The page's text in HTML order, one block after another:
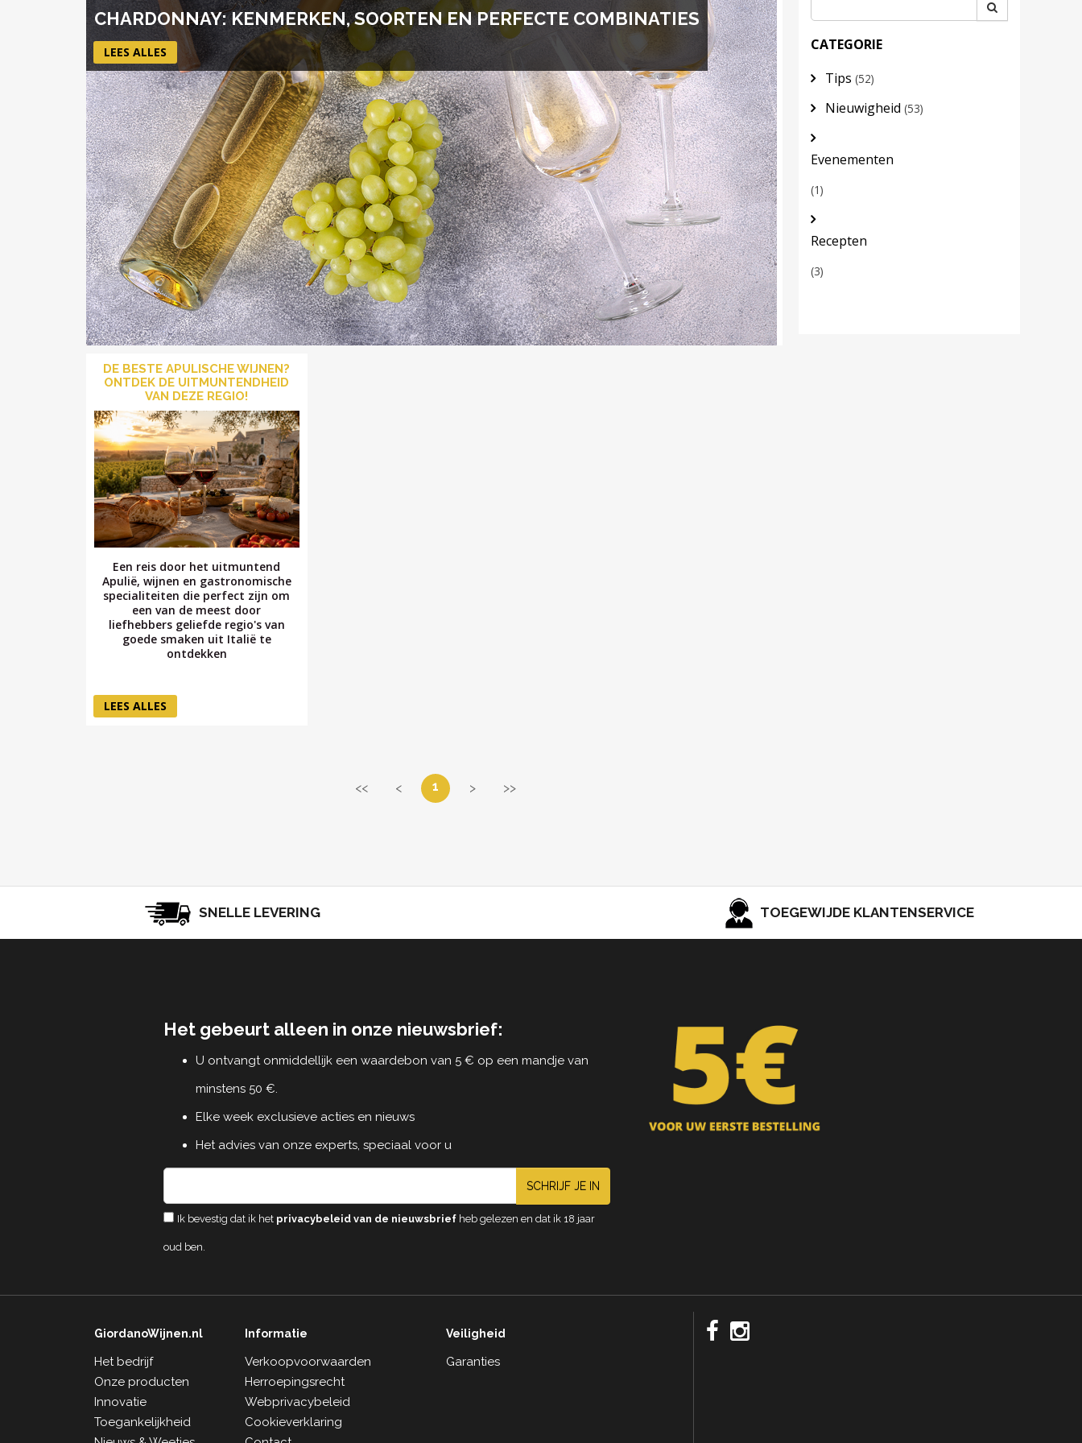
CHARDONNAY: KENMERKEN, SOORTEN EN PERFECTE COMBINATIES
LEES ALLES
DE BESTE APULISCHE WIJNEN?
ONTDEK DE UITMUNTENDHEID
VAN DEZE REGIO!
Een reis door het uitmuntend
Apulië, wijnen en gastronomische
specialiteiten die perfect zijn om
een van de meest door
liefhebbers geliefde regio's van
goede smaken uit Italië te
ontdekken
LEES ALLES
CATEGORIE
Tips (52)
Nieuwigheid (53)
Evenementen
(1)
Recepten
(3)
<< < 1 > >>
SNELLE LEVERING TOEGEWIJDE KLANTENSERVICE
Het gebeurt alleen in onze nieuwsbrief:
U ontvangt onmiddellijk een waardebon van 5 € op een mandje van
minstens 50 €.
Elke week exclusieve acties en nieuws
Het advies van onze experts, speciaal voor u
SCHRIJF JE IN
Ik bevestig dat ik het privacybeleid van de nieuwsbriefheb gelezen en dat ik 18 jaar
oud ben.
GiordanoWijnen.nl
Het bedrijf
Onze producten
Innovatie
Toegankelijkheid
Informatie
Verkoopvoorwaarden
Herroepingsrecht
Webprivacybeleid
Cookieverklaring
Veiligheid
Garanties